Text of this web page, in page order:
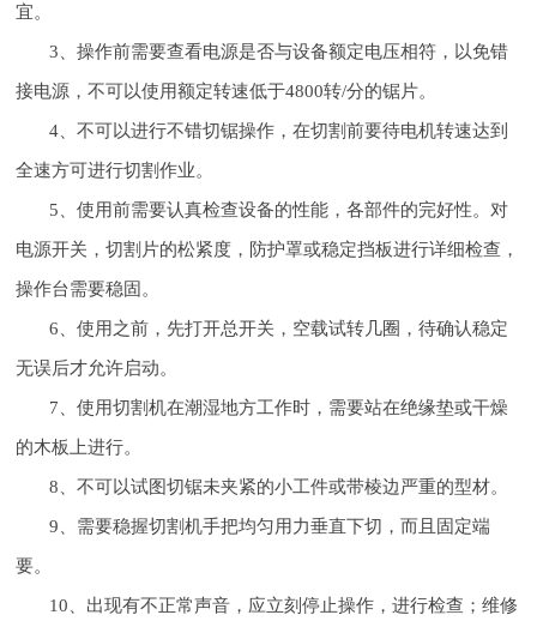
宜。
3、操作前需要查看电源是否与设备额定电压相符，以免错
接电源，不可以使用额定转速低于4800转/分的锯片。
4、不可以进行不错切锯操作，在切割前要待电机转速达到
全速方可进行切割作业。
5、使用前需要认真检查设备的性能，各部件的完好性。对
电源开关，切割片的松紧度，防护罩或稳定挡板进行详细检查，
操作台需要稳固。
6、使用之前，先打开总开关，空载试转几圈，待确认稳定
无误后才允许启动。
7、使用切割机在潮湿地方工作时，需要站在绝缘垫或干燥
的木板上进行。
8、不可以试图切锯未夹紧的小工件或带棱边严重的型材。
9、需要稳握切割机手把均匀用力垂直下切，而且固定端
要。
10、出现有不正常声音，应立刻停止操作，进行检查；维修